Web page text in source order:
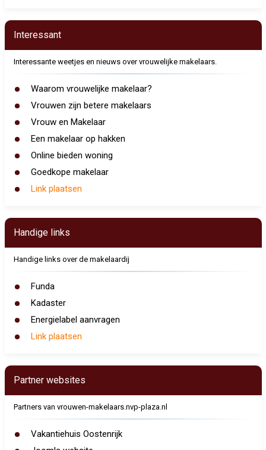
Interessant
Interessante weetjes en nieuws over vrouwelijke makelaars.
Waarom vrouwelijke makelaar?
Vrouwen zijn betere makelaars
Vrouw en Makelaar
Een makelaar op hakken
Online bieden woning
Goedkope makelaar
Link plaatsen
Handige links
Handige links over de makelaardij
Funda
Kadaster
Energielabel aanvragen
Link plaatsen
Partner websites
Partners van vrouwen-makelaars.nvp-plaza.nl
Vakantiehuis Oostenrijk